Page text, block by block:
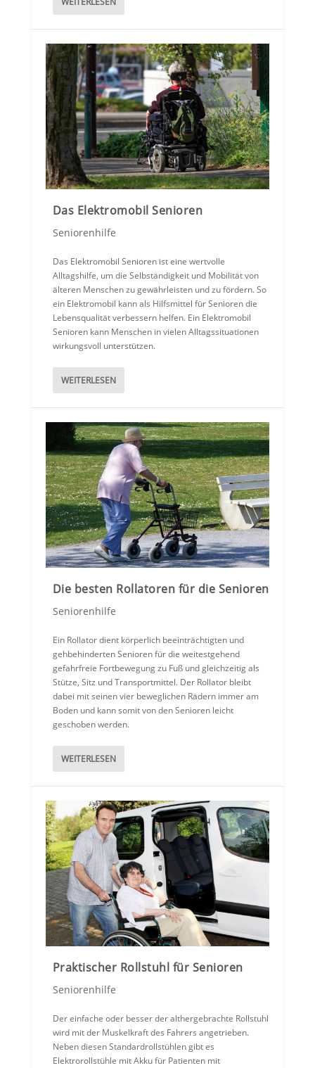
Das Elektromobil Senioren
Seniorenhilfe
Das Elektromobil Senioren ist eine wertvolle
Alltagshilfe, um die Selbständigkeit und Mobilität von
älteren Menschen zu gewährleisten und zu fördern. So
ein Elektromobil kann als Hilfsmittel für Senioren die
Lebensqualität verbessern helfen. Ein Elektromobil
Senioren kann Menschen in vielen Alltagssituationen
wirkungsvoll unterstützen.
WEITERLESEN
Die besten Rollatoren für die Senioren
Seniorenhilfe
Ein Rollator dient körperlich beeinträchtigten und
gehbehinderten Senioren für die weitestgehend
gefahrfreie Fortbewegung zu Fuß und gleichzeitig als
Stütze, Sitz und Transportmittel. Der Rollator bleibt
dabei mit seinen vier beweglichen Rädern immer am
Boden und kann somit von den Senioren leicht
geschoben werden.
WEITERLESEN
Praktischer Rollstuhl für Senioren
Seniorenhilfe
Der einfache oder besser der althergebrachte Rollstuhl
wird mit der Muskelkraft des Fahrers angetrieben.
Neben diesen Standardrollstühlen gibt es
Elektrorollstühle mit Akku für Patienten mit